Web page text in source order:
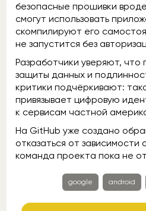
безопасные прошивки
смогут использовать
скомпилируют его
не запустится без
Разработчики уверяют, что
защиты данных и
критики подчёркивают:
привязывает цифровую
к сервисам частной
На GitHub уже создано
отказаться от
команда проекта пока не
google android